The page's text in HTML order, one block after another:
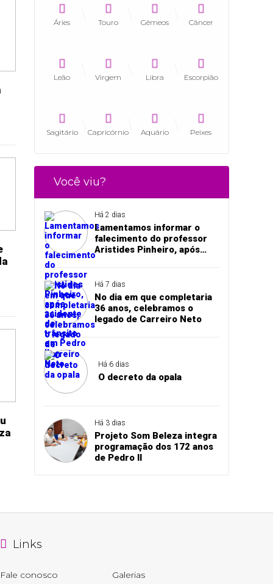
Áries Touro Gêmeos Câncer
Leão Virgem Libra Escorpião
Sagitário Capricórnio Aquário Peixes
Você viu?
Há 2 dias
Lamentamos informar o
falecimento do professor
Aristides Pinheiro, após
acidente de trânsito em
Há 7 dias
No dia em que completaria
36 anos, celebramos o
legado de Carreiro Neto
Há 6 dias
O decreto da opala
Há 3 dias
Projeto Som Beleza integra
programação dos 172 anos
de Pedro II
Links
Fale conosco Galerias